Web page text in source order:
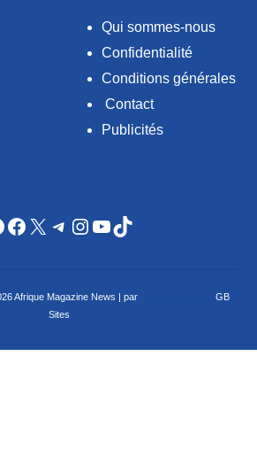
Qui sommes-nous
Confidentialité
Conditions générales
Contact
Publicités
Facebook
X Telegram
Instagram
YouTube
TikTok
Afrique Magazine News | par
GB
Sites